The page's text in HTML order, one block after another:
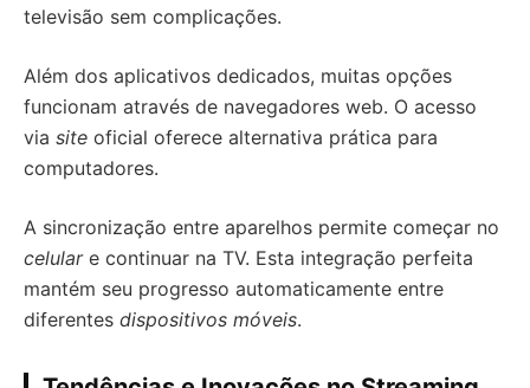
televisão sem complicações.
Além dos aplicativos dedicados, muitas opções
funcionam através de navegadores web. O acesso
via site oficial oferece alternativa prática para
computadores.
A sincronização entre aparelhos permite começar no
celulare continuar na TV. Esta integração perfeita
mantém seu progresso automaticamente entre
diferentes dispositivos móveis.